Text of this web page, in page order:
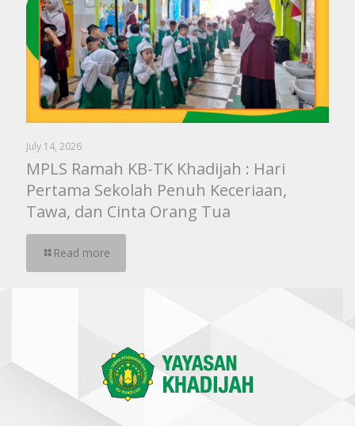
July 14, 2026
MPLS Ramah KB-TK Khadijah : Hari
Pertama Sekolah Penuh Keceriaan,
Tawa, dan Cinta Orang Tua
Read more